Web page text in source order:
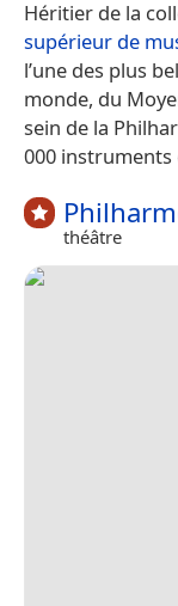
Héritier de la
supérieur de
l’une des plus
monde, du
sein de la
000 instruments
théâtre